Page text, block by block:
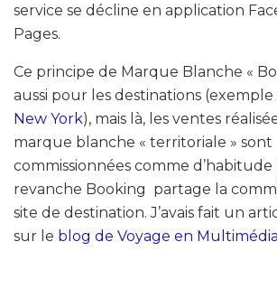
service se décline en application
Pages.
Ce principe de Marque Blanche «
aussi pour les destinations (exemple
New York), mais là, les ventes
marque blanche « territoriale » sont
commissionnées comme d’habitude
revanche Booking partage la
site de destination. J’avais fait un
sur le blog de Voyage en Multimédia